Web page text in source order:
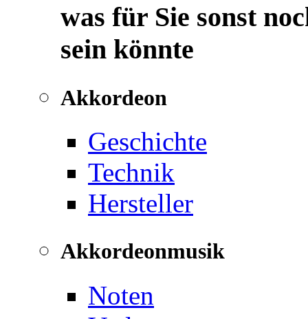
was für Sie sonst
sein könnte
Akkordeon
Geschichte
Technik
Hersteller
Akkordeonmusik
Noten